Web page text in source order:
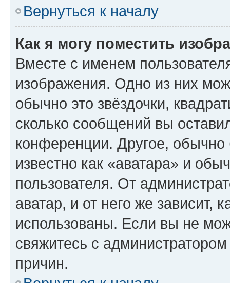
Вернуться к началу
Как я могу поместить
Вместе с именем
изображения. Одно из них
обычно это звёздочки,
сколько сообщений вы
конференции. Другое,
известно как «аватара» и
пользователя. От
аватар, и от него же зависит,
использованы. Если вы не
свяжитесь с
причин.